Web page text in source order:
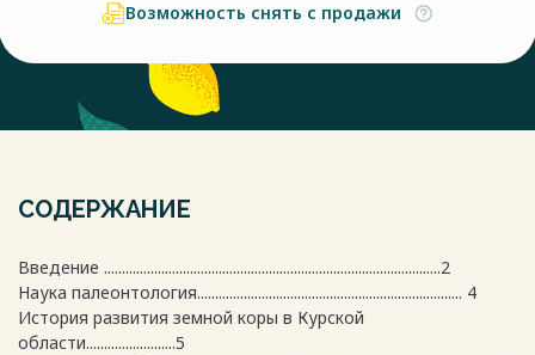
Возможность снять с продажи
СОДЕРЖАНИЕ
Введение ..............................................................................................2
Наука палеонтология.......................................................................... 4
История развития земной коры в Курской
области.........................5